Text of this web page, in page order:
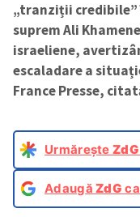
„tranziții
suprem Ali
israeliene,
escaladare a
France Presse,
Urmărește ZdG
AdaugăZdG